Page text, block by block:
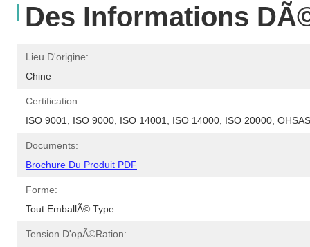
Des Informations
Lieu D'origine:
Chine
Certification:
ISO 9001, ISO 9000, ISO 14001, ISO 14000, ISO 20000,
Documents:
Brochure Du Produit PDF
Forme:
Tout EmballÃ© Type
Tension D'opÃ©ration: